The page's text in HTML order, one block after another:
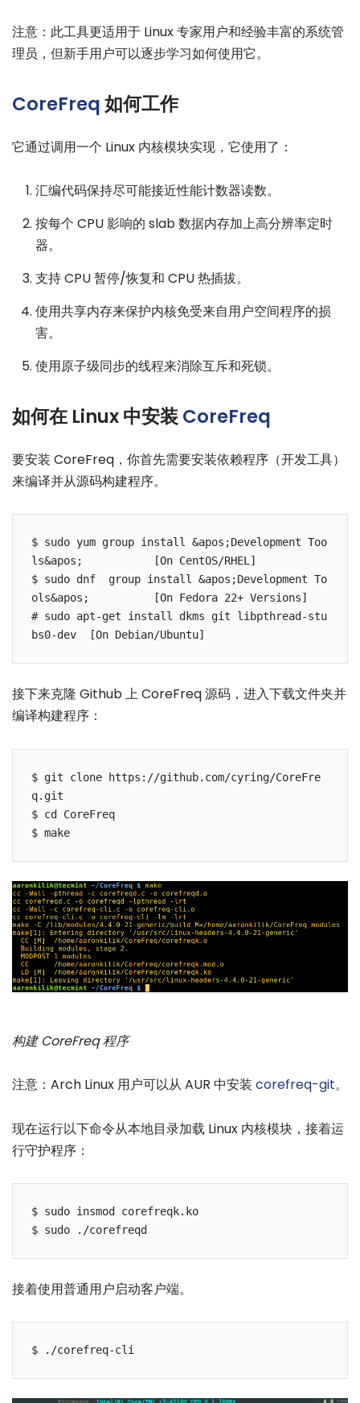
注意：此工具更适用于 Linux 专家用户和经验丰富的系统管
理员，但新手用户可以逐步学习如何使用它。
CoreFreq如何工作
它通过调用一个 Linux 内核模块实现，它使用了：
汇编代码保持尽可能接近性能计数器读数。
按每个 CPU 影响的 slab 数据内存加上高分辨率定时
器。
支持 CPU 暂停/恢复和 CPU 热插拔。
使用共享内存来保护内核免受来自用户空间程序的损
害。
使用原子级同步的线程来消除互斥和死锁。
如何在 Linux 中安装CoreFreq
要安装 CoreFreq，你首先需要安装依赖程序（开发工具）
来编译并从源码构建程序。
$ sudo yum group install &apos;Development Too
ls&apos;           [On CentOS/RHEL]
$ sudo dnf  group install &apos;Development To
ols&apos;          [On Fedora 22+ Versions]
# sudo apt-get install dkms git libpthread-stu
接下来克隆 Github 上 CoreFreq 源码，进入下载文件夹并
编译构建程序：
$ git clone https://github.com/cyring/CoreFre
q.git
$ cd CoreFreq
构建 CoreFreq 程序
注意：Arch Linux 用户可以从 AUR 中安装 corefreq-git。
现在运行以下命令从本地目录加载 Linux 内核模块，接着运
行守护程序：
$ sudo insmod corefreqk.ko
接着使用普通用户启动客户端。